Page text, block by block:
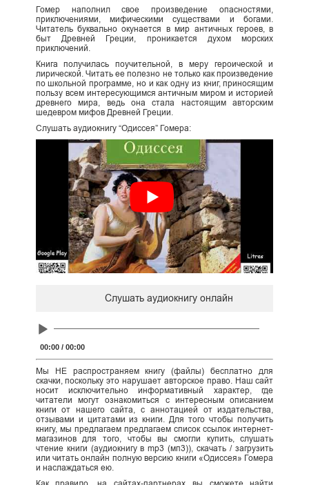
Гомер наполнил свое произведение опасностями,
приключениями, мифическими существами и богами.
Читатель буквально окунается в мир античных героев, в
быт Древней Греции, проникается духом морских
приключений.
Книга получилась поучительной, в меру героической и
лирической. Читать ее полезно не только как произведение
по школьной программе, но и как одну из книг, приносящим
пользу всем интересующимся античным миром и историей
древнего мира, ведь она стала настоящим авторским
шедевром мифов Древней Греции.
Слушать аудиокнигу “Одиссея” Гомера:
Слушать аудиокнигу онлайн
Audio
00:00/ 00:00
Мы НЕ распространяем книгу (файлы) бесплатно для
скачки, поскольку это нарушает авторское право. Наш сайт
носит исключительно информативный характер, где
читатели могут ознакомиться с интересным описанием
книги от нашего сайта, с аннотацией от издательства,
отзывами и цитатами из книги. Для того чтобы получить
книгу, мы предлагаем предлагаем список ссылок интернет-
магазинов для того, чтобы вы смогли купить, слушать
чтение книги (аудиокнигу в mp3 (мп3)), скачать / загрузить
или читать онлайн полную версию книги «Одиссея» Гомера
и наслаждаться ею.